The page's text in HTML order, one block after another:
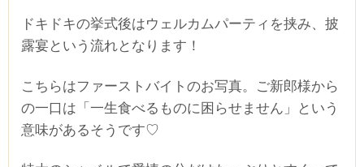
ドキドキの挙式後はウェルカムパーティを挟み、披
露宴という流れとなります！
こちらはファーストバイトのお写真。ご新郎様から
の一口は「一生食べるものに困らせません」という
意味があるそうです♡